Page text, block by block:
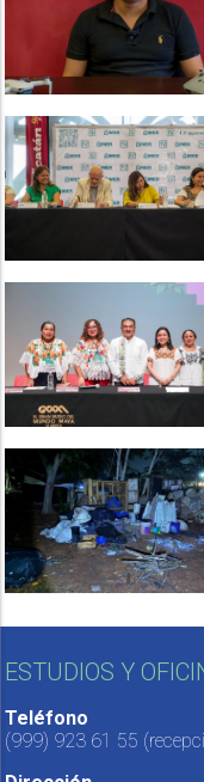
ESTUDIOS Y
Teléfono
(999) 923 61 55